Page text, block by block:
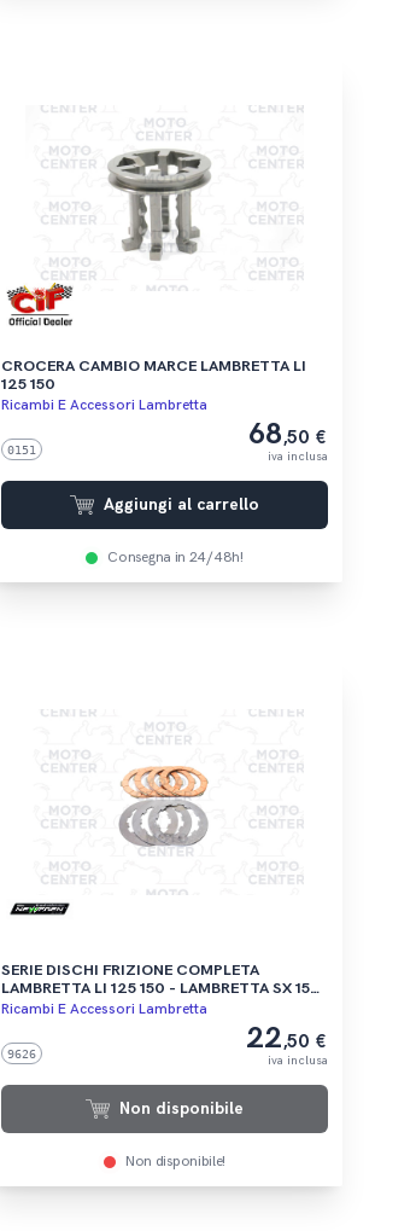
CROCERA CAMBIO MARCE LAMBRETTA LI
125 150
Ricambi E Accessori Lambretta
0151 68,50 €
iva inclusa
Aggiungi al carrello
Consegna in 24/48h!
SERIE DISCHI FRIZIONE COMPLETA
LAMBRETTA LI 125 150 - LAMBRETTA SX 150
200 - LAMBRETTA TV175 200 - LAMBRETTA
Ricambi E Accessori Lambretta
9626 22,50 €
iva inclusa
Non disponibile
Non disponibile!